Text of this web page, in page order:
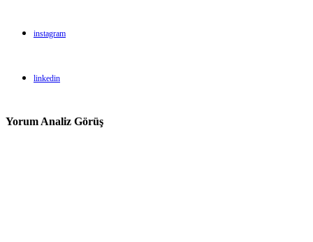
instagram
linkedin
Yorum Analiz Görüş